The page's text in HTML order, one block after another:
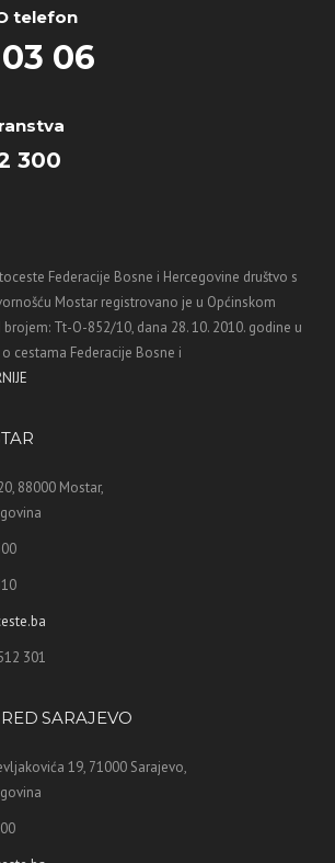
telefon
06
300
Federacije Bosne i Hercegovine društvo s
Mostar registrovano je u Općinskom
Tt-O-852/10, dana 28. 10. 2010. godine u
cestama Federacije Bosne i
88000 Mostar,
301
SARAJEVO
19, 71000 Sarajevo,